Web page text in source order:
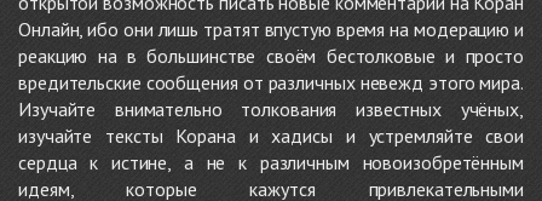
Онлайн, ибо они лишь тратят впустую время на модерацию и
реакцию на в большинстве своём бестолковые и просто
вредительские сообщения от различных невежд этого мира.
Изучайте внимательно толкования известных учёных,
изучайте тексты Корана и хадисы и устремляйте свои
сердца к истине, а не к различным новоизобретённым
идеям, которые кажутся привлекательными